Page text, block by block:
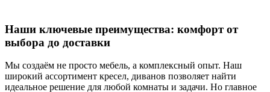
Наши ключевые преимущества: комфорт от
выбора до доставки
Мы создаём не просто мебель, а комплексный опыт. Наш
широкий ассортимент кресел, диванов позволяет найти
идеальное решение для любой комнаты и задачи. Но главное